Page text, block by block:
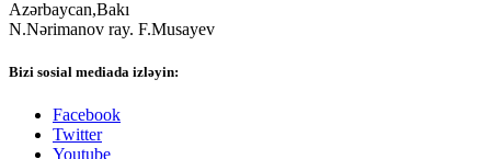
Azərbaycan,Bakı
N.Nərimanov ray. F.Musayev
Bizi sosial mediada izləyin:
Facebook
Twitter
Youtube